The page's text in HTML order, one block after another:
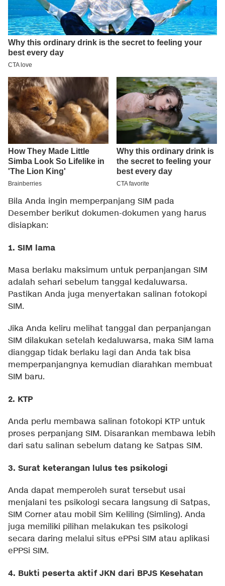
Bila Anda ingin memperpanjang SIM pada
Desember berikut dokumen-dokumen yang harus
disiapkan:
1. SIM lama
Masa berlaku maksimum untuk perpanjangan SIM
adalah sehari sebelum tanggal kedaluwarsa.
Pastikan Anda juga menyertakan salinan fotokopi
SIM.
Jika Anda keliru melihat tanggal dan perpanjangan
SIM dilakukan setelah kedaluwarsa, maka SIM lama
dianggap tidak berlaku lagi dan Anda tak bisa
memperpanjangnya kemudian diarahkan membuat
SIM baru.
2. KTP
Anda perlu membawa salinan fotokopi KTP untuk
proses perpanjang SIM. Disarankan membawa lebih
dari satu salinan sebelum datang ke Satpas SIM.
3. Surat keterangan lulus tes psikologi
Anda dapat memperoleh surat tersebut usai
menjalani tes psikologi secara langsung di Satpas,
SIM Corner atau mobil Sim Keliling (Simling). Anda
juga memiliki pilihan melakukan tes psikologi
secara daring melalui situs ePPsi SIM atau aplikasi
ePPSi SIM.
4. Bukti peserta aktif JKN dari BPJS Kesehatan